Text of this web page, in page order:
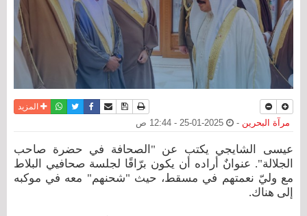
نسخة للطباعة
حفظ الموضوع
أرسل الى صديق
فيسبوكتويترواتسابالمزيد
مرآة البحرين -
عيسى الشايجي يكتب عن "الصحافة في حضرة صاحب
الجلالة". عنوانٌ أراده أن يكون برّاقًا لجلسة صحافيي البلاط
مع وليّ نعمتهم في مسقط، حيث "شحنهم" معه في موكبه
إلى هناك.